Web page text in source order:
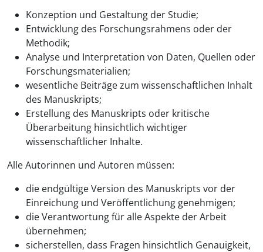
Konzeption und Gestaltung der Studie;
Entwicklung des Forschungsrahmens oder der
Methodik;
Analyse und Interpretation von Daten, Quellen oder
Forschungsmaterialien;
wesentliche Beiträge zum wissenschaftlichen Inhalt
des Manuskripts;
Erstellung des Manuskripts oder kritische
Überarbeitung hinsichtlich wichtiger
wissenschaftlicher Inhalte.
Alle Autorinnen und Autoren müssen:
die endgültige Version des Manuskripts vor der
Einreichung und Veröffentlichung genehmigen;
die Verantwortung für alle Aspekte der Arbeit
übernehmen;
sicherstellen, dass Fragen hinsichtlich Genauigkeit,